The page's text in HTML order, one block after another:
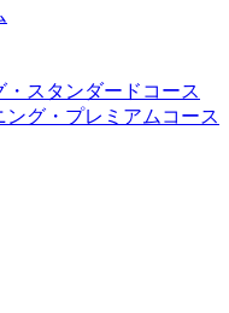
スタンダードコース
グ・プレミアムコース